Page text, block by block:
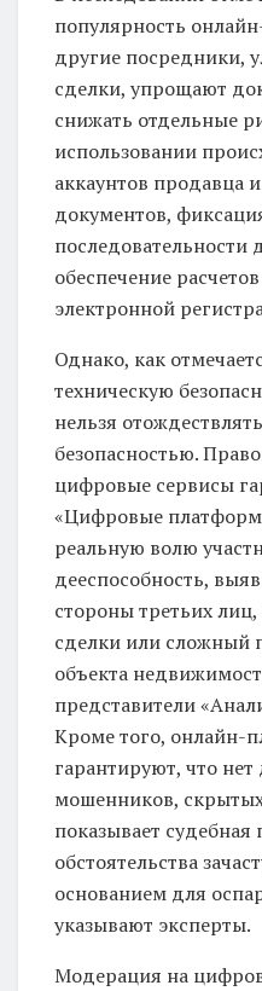
популярность
другие посредники,
сделки, упрощают
снижать отдельные
использовании
аккаунтов продавца
документов,
последовательности
обеспечение
электронной
Однако, как
техническую
нельзя
безопасностью.
цифровые сервисы
«Цифровые
реальную волю
дееспособность,
стороны третьих
сделки или сложный
объекта
представители
Кроме того, онлайн-
гарантируют, что
мошенников,
показывает
обстоятельства
основанием для
указывают эксперты.
Модерация на